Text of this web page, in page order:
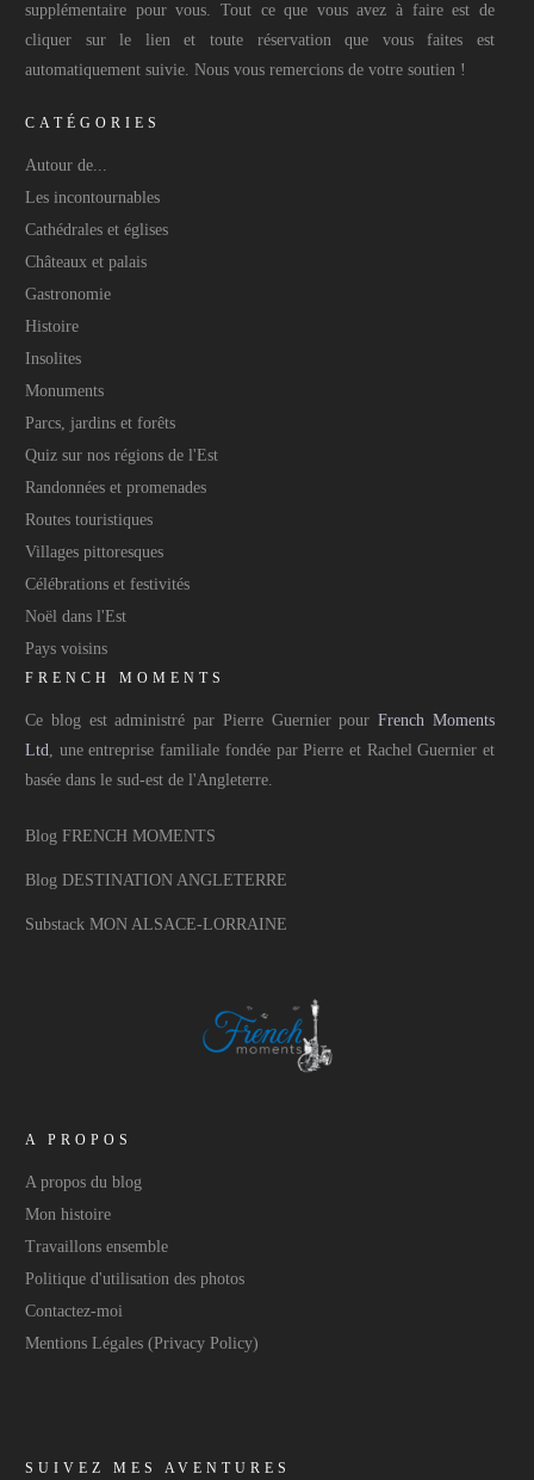
supplémentaire pour vous. Tout ce que vous avez à faire est de
cliquer sur le lien et toute réservation que vous faites est
automatiquement suivie. Nous vous remercions de votre soutien !
CATÉGORIES
Autour de...
Les incontournables
Cathédrales et églises
Châteaux et palais
Gastronomie
Histoire
Insolites
Monuments
Parcs, jardins et forêts
Quiz sur nos régions de l'Est
Randonnées et promenades
Routes touristiques
Villages pittoresques
Célébrations et festivités
Noël dans l'Est
Pays voisins
FRENCH MOMENTS
Ce blog est administré par Pierre Guernier pourFrench Moments
Ltd, une entreprise familiale fondée par Pierre et Rachel Guernier et
basée dans le sud-est de l'Angleterre.
Blog FRENCH MOMENTS
Blog DESTINATION ANGLETERRE
Substack MON ALSACE-LORRAINE
A PROPOS
A propos du blog
Mon histoire
Travaillons ensemble
Politique d'utilisation des photos
Contactez-moi
Mentions Légales (Privacy Policy)
SUIVEZ MES AVENTURES